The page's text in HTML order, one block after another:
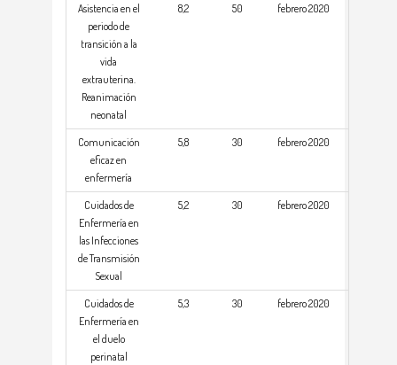
Asistencia en el
periodo de
transición a la
vida
extrauterina.
Reanimación
neonatal
8,2 50 febrero 2020
Comunicación
eficaz en
enfermería
5,8 30 febrero 2020
Cuidados de
Enfermería en
las Infecciones
de Transmisión
Sexual
5,2 30 febrero 2020
Cuidados de
Enfermería en
el duelo
perinatal
5,3 30 febrero 2020